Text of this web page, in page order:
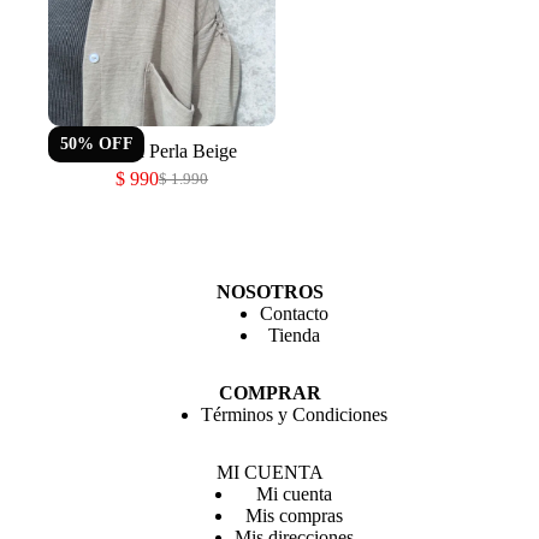
50% OFF
Camisa Perla Beige
$1.990
El
$ 990El
NOSOTROS
Contacto
Tienda
COMPRAR
Términos y Condiciones
MI CUENTA
Mi cuenta
Mis compras